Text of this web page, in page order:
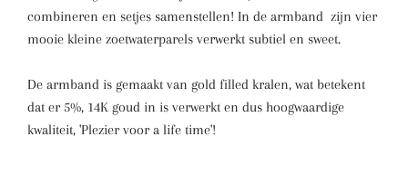
combineren en setjes samenstellen! In de armband zijn vier
mooie kleine zoetwaterparels verwerkt subtiel en sweet.
De armband is gemaakt van gold filled kralen, wat betekent
dat er 5%, 14K goud in is verwerkt en dus hoogwaardige
kwaliteit, 'Plezier voor a life time'!